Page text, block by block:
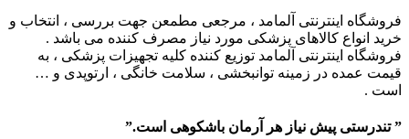
فروشگاه اینترنتی آلمامد ، مرجعی مطمعن جهت بررسی ، انتخاب و
خرید انواع کالاهای پزشکی مورد نیاز مصرف کننده می باشد .
فروشگاه اینترنتی آلمامد توزیع کننده کلیه تجهیزات پزشکی ، به
قیمت عمده در زمینه توانبخشی ، سلامت خانگی ، ارتوپدی و …
است .
” تندرستی پیش نیاز هر آرمان باشکوهی است.”